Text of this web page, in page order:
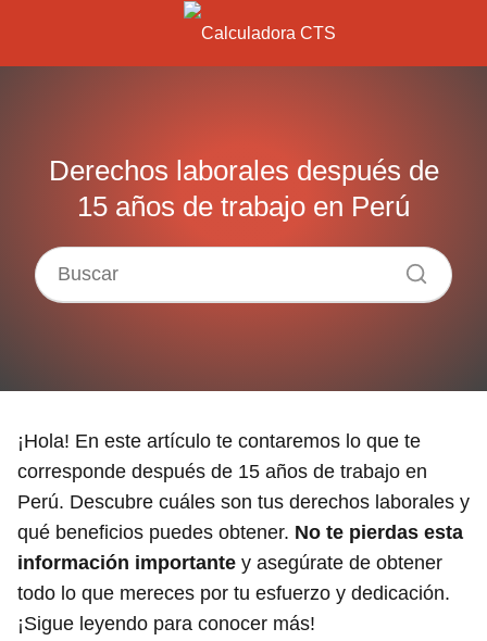
Derechos laborales después de
15 años de trabajo en Perú
¡Hola! En este artículo te contaremos lo que te
corresponde después de 15 años de trabajo en
Perú. Descubre cuáles son tus derechos laborales y
qué beneficios puedes obtener. No te pierdas esta
información importante y asegúrate de obtener
todo lo que mereces por tu esfuerzo y dedicación.
¡Sigue leyendo para conocer más!